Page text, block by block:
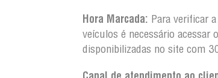
Hora Marcada: Para verificar
veículos é necessário acessar
disponibilizadas no site com